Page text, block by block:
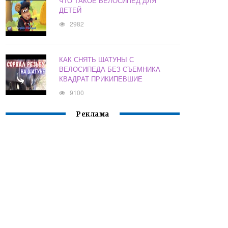
ДЕТЕЙ
2982
КАК СНЯТЬ ШАТУНЫ С
ВЕЛОСИПЕДА БЕЗ СЪЕМНИКА
КВАДРАТ ПРИКИПЕВШИЕ
9100
Реклама